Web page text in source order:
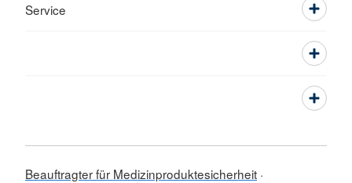
Service
Beauftragter für Medizinproduktesicherheit